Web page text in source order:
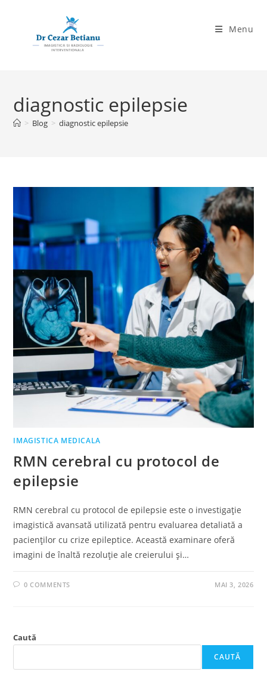
Menu
diagnostic epilepsie
> Blog > diagnostic epilepsie
IMAGISTICA MEDICALA
RMN cerebral cu protocol de
epilepsie
RMN cerebral cu protocol de epilepsie este o investigație
imagistică avansată utilizată pentru evaluarea detaliată a
pacienților cu crize epileptice. Această examinare oferă
imagini de înaltă rezoluție ale creierului și…
0 COMMENTS MAI 3, 2026
Caută
CAUTĂ